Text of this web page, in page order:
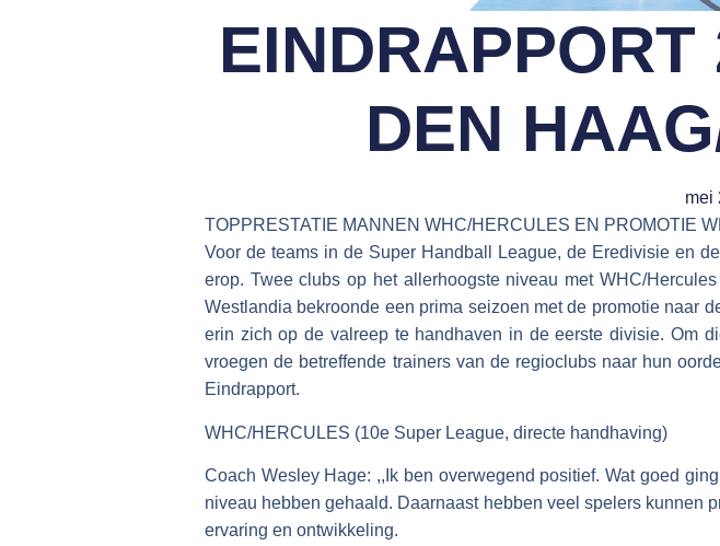
DEN
mei
TOPPRESTATIE MANNEN WHC/HERCULES EN PROMOTIE
Voor de teams in de Super Handball League, de Eredivisie en
erop. Twee clubs op het allerhoogste niveau met WHC/
Westlandia bekroonde een prima seizoen met de promotie naar
erin zich op de valreep te handhaven in de eerste divisie. Om
vroegen de betreffende trainers van de regioclubs naar hun
Eindrapport.
WHC/HERCULES (10e Super League, directe handhaving)
Coach Wesley Hage: ,,Ik ben overwegend positief. Wat goed
niveau hebben gehaald. Daarnaast hebben veel spelers kunnen
ervaring en ontwikkeling.